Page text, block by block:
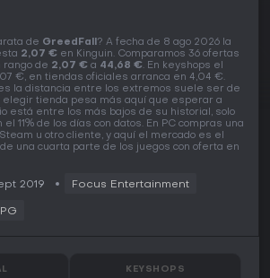
de GreedFall? A fecha de 8 ago 2026 la
2,07 € en Kinguin. Comparamos 36 ofertas
rango de 2,07 € a 44,68 €. En keyshops el
€, en tiendas oficiales arranca en 4,04 €.
la distancia entre los extremos suele ser de
elegir tienda pesa más aquí que esperar a
está entre los más bajos de su historial, solo
11% de los días con datos. En PC compras una
u otro cliente, y aquí el mercado es el
una cuarta parte de los juegos con oferta en
2019 Focus Entertainment
KEYSHOPS